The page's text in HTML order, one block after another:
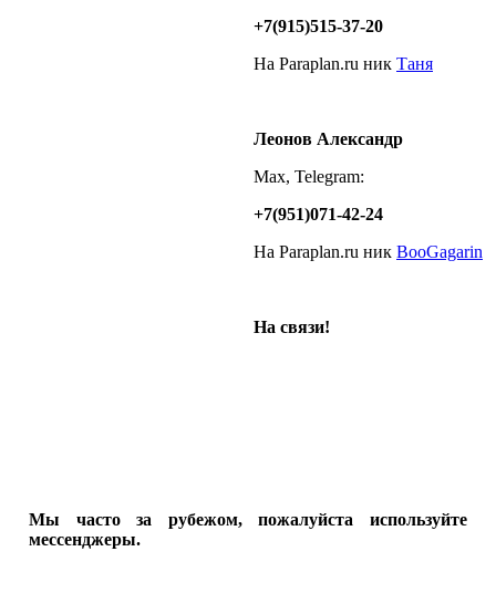
+7(915)515-37-20
На Paraplan.ru ник Таня
Леонов Александр
Max, Telegram:
+7(951)071-42-24
На Paraplan.ru ник BooGagarin
На связи!
Мы часто за рубежом, пожалуйста используйте
мессенджеры.